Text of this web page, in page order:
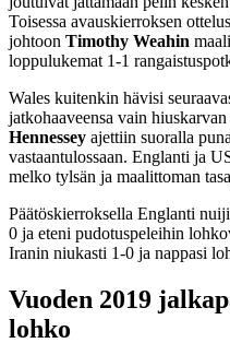
Toisessa avauskierroksen
johtoon Timothy Weahin
loppulukemat 1-1
Wales kuitenkin hävisi
jatkohaaveensa vain
Hennessey ajettiin suoralla
vastaantulossaan. Englanti ja
melko tylsän ja maalittoman
Päätöskierroksella Englanti
0 ja eteni pudotuspeleihin
Iranin niukasti 1-0 ja nappasi
Vuoden 2019
lohko